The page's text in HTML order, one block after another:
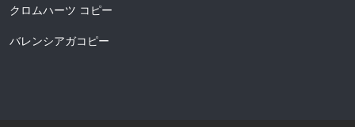
クロムハーツ コピー
バレンシアガコピー